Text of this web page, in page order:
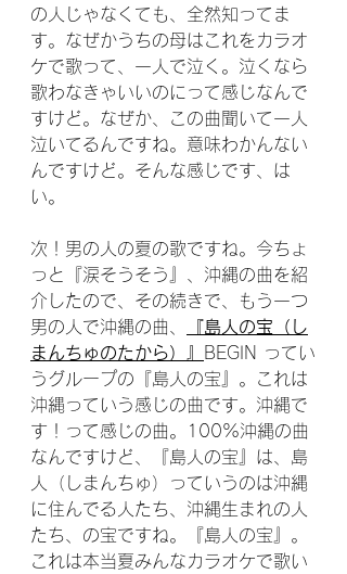
の人じゃなくても、全然知ってま
す。なぜかうちの母はこれをカラオ
ケで歌って、一人で泣く。泣くなら
歌わなきゃいいのにって感じなんで
すけど。なぜか、この曲聞いて一人
泣いてるんですね。意味わかんない
んですけど。そんな感じです、は
い。
次！男の人の夏の歌ですね。今ちょ
っと『涙そうそう』、沖縄の曲を紹
介したので、その続きで、もう一つ
男の人で沖縄の曲、
『島人の宝（し
まんちゅのたから）』
BEGIN ってい
うグループの『島人の宝』。これは
沖縄っていう感じの曲です。沖縄で
す！って感じの曲。100%沖縄の曲
なんですけど、『島人の宝』は、島
人（しまんちゅ）っていうのは沖縄
に住んでる人たち、沖縄生まれの人
たち、の宝ですね。『島人の宝』。
これは本当夏みんなカラオケで歌い